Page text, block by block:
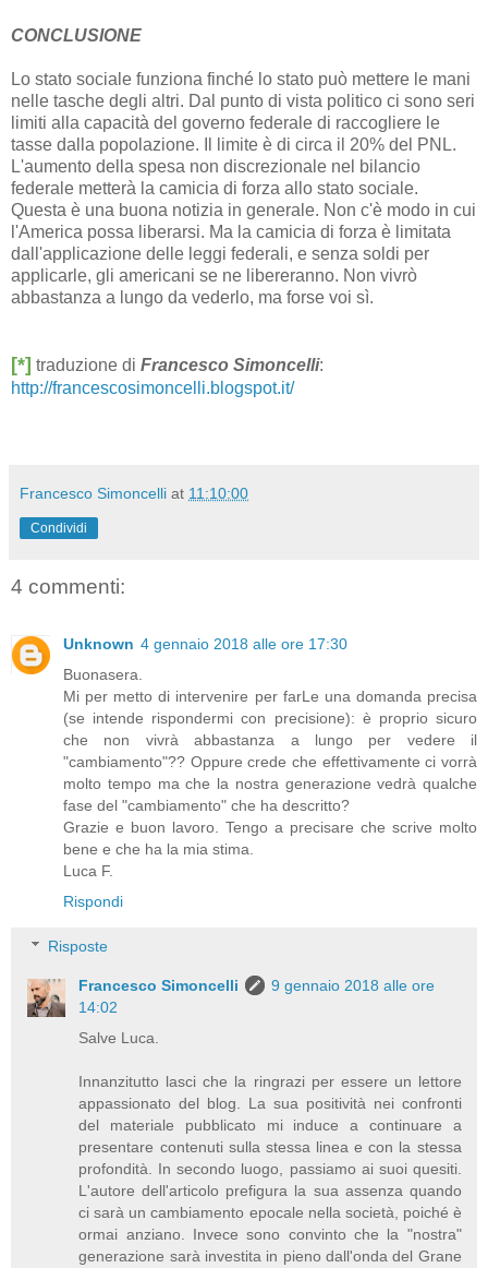
CONCLUSIONE
Lo stato sociale funziona finché lo stato può mettere le mani
nelle tasche degli altri. Dal punto di vista politico ci sono seri
limiti alla capacità del governo federale di raccogliere le
tasse dalla popolazione. Il limite è di circa il 20% del PNL.
L'aumento della spesa non discrezionale nel bilancio
federale metterà la camicia di forza allo stato sociale.
Questa è una buona notizia in generale. Non c'è modo in cui
l'America possa liberarsi. Ma la camicia di forza è limitata
dall'applicazione delle leggi federali, e senza soldi per
applicarle, gli americani se ne libereranno. Non vivrò
abbastanza a lungo da vederlo, ma forse voi sì.
[*] traduzione di Francesco Simoncelli:
http://francescosimoncelli.blogspot.it/
Francesco Simoncelli at 11:10:00
Condividi
4 commenti:
Unknown 4 gennaio 2018 alle ore 17:30
Buonasera.
Mi per metto di intervenire per farLe una domanda precisa
(se intende rispondermi con precisione): è proprio sicuro
che non vivrà abbastanza a lungo per vedere il
"cambiamento"?? Oppure crede che effettivamente ci vorrà
molto tempo ma che la nostra generazione vedrà qualche
fase del "cambiamento" che ha descritto?
Grazie e buon lavoro. Tengo a precisare che scrive molto
bene e che ha la mia stima.
Luca F.
Rispondi
Risposte
Francesco Simoncelli
9 gennaio 2018 alle ore
14:02
Salve Luca.
Innanzitutto lasci che la ringrazi per essere un lettore
appassionato del blog. La sua positività nei confronti
del materiale pubblicato mi induce a continuare a
presentare contenuti sulla stessa linea e con la stessa
profondità. In secondo luogo, passiamo ai suoi quesiti.
L'autore dell'articolo prefigura la sua assenza quando
ci sarà un cambiamento epocale nella società, poiché è
ormai anziano. Invece sono convinto che la "nostra"
generazione sarà investita in pieno dall'onda del Grane